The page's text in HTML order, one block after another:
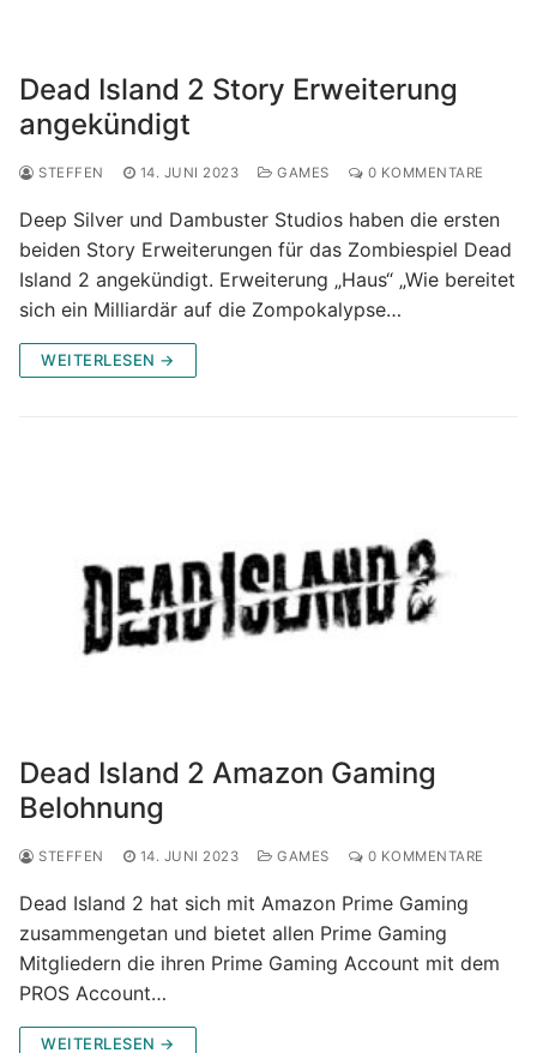
Dead Island 2 Story Erweiterung
angekündigt
STEFFEN 14. JUNI 2023 GAMES 0 KOMMENTARE
Deep Silver und Dambuster Studios haben die ersten
beiden Story Erweiterungen für das Zombiespiel Dead
Island 2 angekündigt. Erweiterung „Haus“ „Wie bereitet
sich ein Milliardär auf die Zompokalypse…
WEITERLESEN →
Dead Island 2 Amazon Gaming
Belohnung
STEFFEN 14. JUNI 2023 GAMES 0 KOMMENTARE
Dead Island 2 hat sich mit Amazon Prime Gaming
zusammengetan und bietet allen Prime Gaming
Mitgliedern die ihren Prime Gaming Account mit dem
PROS Account…
WEITERLESEN →